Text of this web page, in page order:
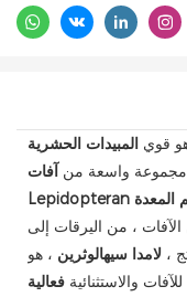
قوي المبيدات الحشرية
واسعة من آفات
Lepidopteran
، من اليرقات إلى
، لامدا سيهالوثرين ، هو
للآفات والاستثنائية فعالية